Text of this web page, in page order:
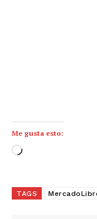
Me gusta esto:
C
g
TAGS